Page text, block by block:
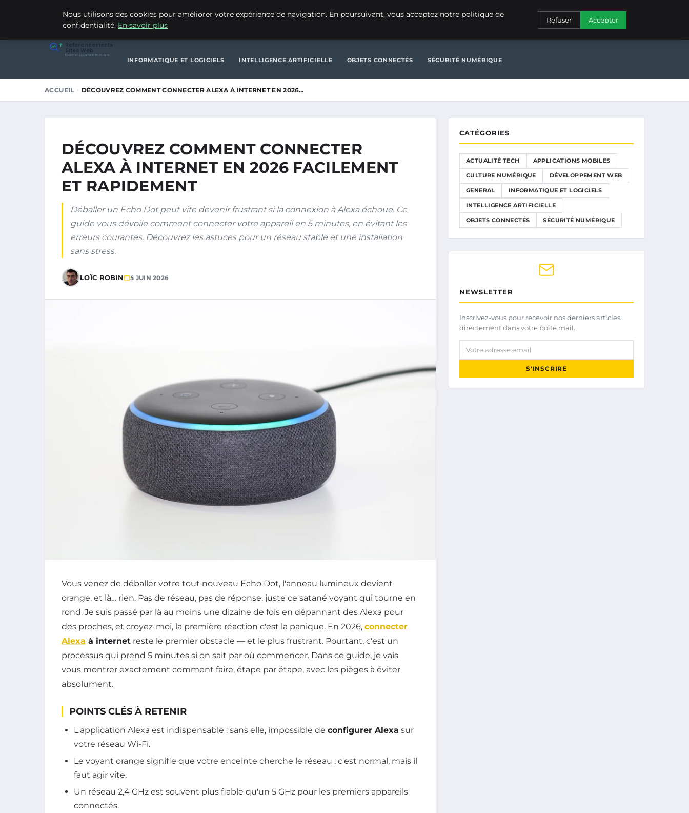
Referencements
Sites Web
Expertise SEO & Visibilité en Ligne
INFORMATIQUE ET LOGICIELS INTELLIGENCE ARTIFICIELLE OBJETS CONNECTÉS SÉCURITÉ NUMÉRIQUE
ACCUEIL DÉCOUVREZ COMMENT CONNECTER ALEXA À INTERNET EN 2026…
DÉCOUVREZ COMMENT CONNECTER
ALEXA À INTERNET EN 2026 FACILEMENT
ET RAPIDEMENT
Déballer un Echo Dot peut vite devenir frustrant si la connexion à Alexa échoue. Ce
guide vous dévoile comment connecter votre appareil en 5 minutes, en évitant les
erreurs courantes. Découvrez les astuces pour un réseau stable et une installation
sans stress.
LOÏC ROBIN 5 JUIN 2026
Vous venez de déballer votre tout nouveau Echo Dot, l'anneau lumineux devient
orange, et là… rien. Pas de réseau, pas de réponse, juste ce satané voyant qui tourne en
rond. Je suis passé par là au moins une dizaine de fois en dépannant des Alexa pour
des proches, et croyez-moi, la première réaction c'est la panique. En 2026, connecter
Alexa à internet reste le premier obstacle — et le plus frustrant. Pourtant, c'est un
processus qui prend 5 minutes si on sait par où commencer. Dans ce guide, je vais
vous montrer exactement comment faire, étape par étape, avec les pièges à éviter
absolument.
POINTS CLÉS À RETENIR
L'application Alexa est indispensable : sans elle, impossible de configurer Alexa sur
votre réseau Wi-Fi.
Le voyant orange signifie que votre enceinte cherche le réseau : c'est normal, mais il
faut agir vite.
Un réseau 2,4 GHz est souvent plus fiable qu'un 5 GHz pour les premiers appareils
connectés.
CATÉGORIES
ACTUALITÉ TECH APPLICATIONS MOBILES
CULTURE NUMÉRIQUE DÉVELOPPEMENT WEB
GENERAL INFORMATIQUE ET LOGICIELS
INTELLIGENCE ARTIFICIELLE
OBJETS CONNECTÉS SÉCURITÉ NUMÉRIQUE
NEWSLETTER
Inscrivez-vous pour recevoir nos derniers articles
directement dans votre boîte mail.
Votre adresse email
S'INSCRIRE
Nous utilisons des cookies pour améliorer votre expérience de navigation. En poursuivant, vous acceptez notre politique de
confidentialité. En savoir plus
Refuser Accepter